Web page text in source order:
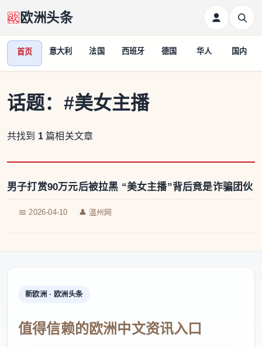
欧洲头条
首页 意大利 法国 西班牙 德国 华人 国内
话题： #美女主播
共找到 1 篇相关文章
男子打赏90万元后被拉黑 “美女主播”背后竟是诈骗团伙
📅 2026-04-10 👤 温州网
新欧洲 · 欧洲头条
值得信赖的欧洲中文资讯入口